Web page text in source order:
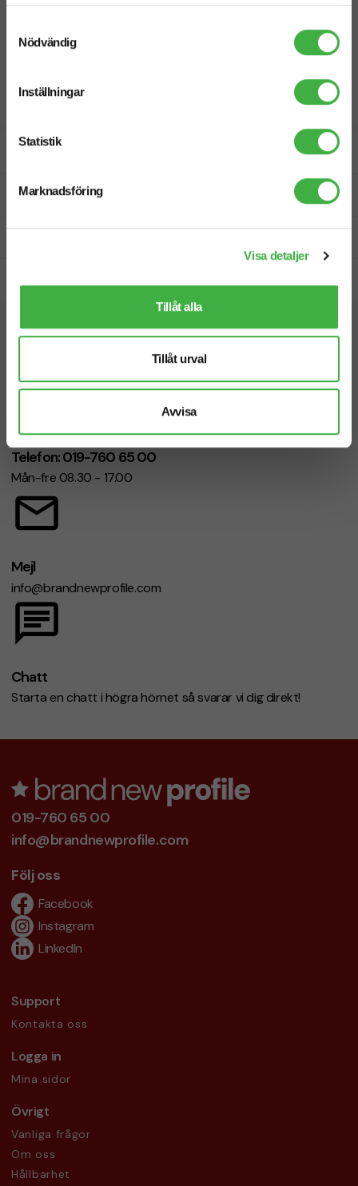
Nödvändig
Inställningar
Statistik
Marknadsföring
Visa detaljer
Tillåt alla
Tillåt urval
Avvisa
Fri offert
Vi hjälper dig gärna!
Telefon: 019-760 65 00
Mån-fre 08.30 - 17.00
Mejl
info@brandnewprofile.com
Chatt
Starta en chatt i högra hörnet så svarar vi dig direkt!
019-760 65 00
info@brandnewprofile.com
Följ oss
Facebook
Instagram
LinkedIn
Support
Kontakta oss
Logga in
Mina sidor
Övrigt
Vanliga frågor
Om oss
Hållbarhet